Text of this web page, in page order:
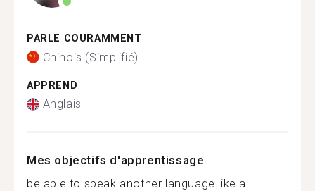
PARLE COURAMMENT
Chinois (Simplifié)
APPREND
Anglais
Mes objectifs d'apprentissage
be able to speak another language like a